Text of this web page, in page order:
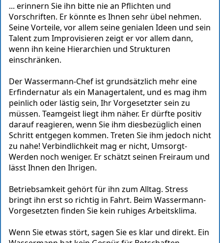
... erinnern Sie ihn bitte nie an Pflichten und
Vorschriften. Er könnte es Ihnen sehr übel nehmen.
Seine Vorteile, vor allem seine genialen Ideen und sein
Talent zum Improvisieren zeigt er vor allem dann,
wenn ihn keine Hierarchien und Strukturen
einschränken.
Der Wassermann-Chef ist grundsätzlich mehr eine
Erfindernatur als ein Managertalent, und es mag ihm
peinlich oder lästig sein, Ihr Vorgesetzter sein zu
müssen. Teamgeist liegt ihm näher. Er dürfte positiv
darauf reagieren, wenn Sie ihm diesbezüglich einen
Schritt entgegen kommen. Treten Sie ihm jedoch nicht
zu nahe! Verbindlichkeit mag er nicht, Umsorgt-
Werden noch weniger. Er schätzt seinen Freiraum und
lässt Ihnen den Ihrigen.
Betriebsamkeit gehört für ihn zum Alltag. Stress
bringt ihn erst so richtig in Fahrt. Beim Wassermann-
Vorgesetzten finden Sie kein ruhiges Arbeitsklima.
Wenn Sie etwas stört, sagen Sie es klar und direkt. Ein